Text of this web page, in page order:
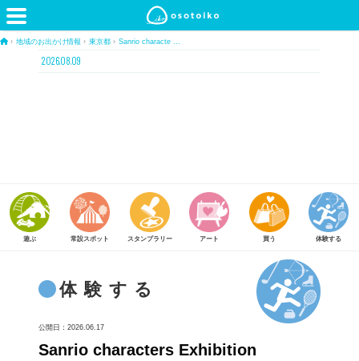
› 地域のお出かけ情報 › 東京都 › Sanrio characte …
2026.08.09
常設スポット スタンプラリー アート 買う 体験する 食べる
体験する
公開日：2026.06.17
Sanrio characters Exhibition